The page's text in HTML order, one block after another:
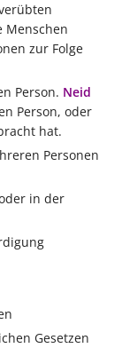
Menschen
zur Folge
Person. Neid
Person, oder
hat.
Personen
in der
Gesetzen